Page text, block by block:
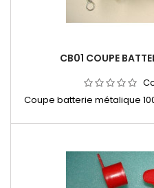
CB01 COUPE
Coupe batterie métalique